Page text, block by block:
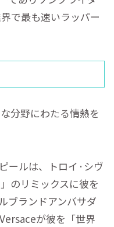
で最も速いラッパー
分野にわたる情熱を
ールは、トロイ·シヴ
のリミックスに彼を
ブランドアンバサダ
が彼を「世界